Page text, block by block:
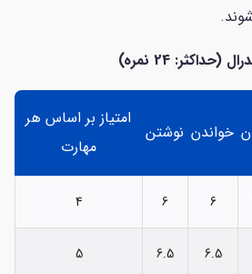
(حداکثر: 24 نمره)
خواندن نوشتن
امتیاز بر اساس هر
مهارت
6
6
4
6.5
6.5
5